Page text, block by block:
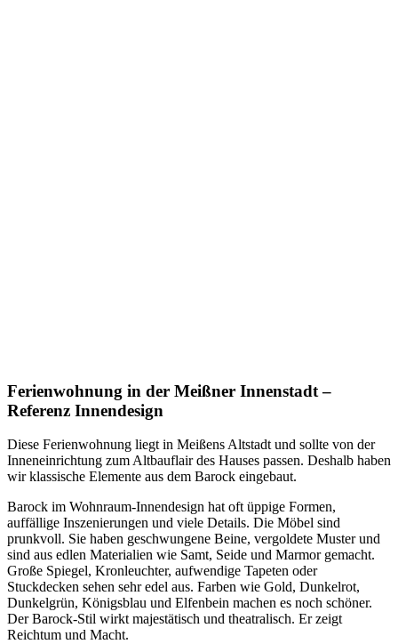
Ferienwohnung in der Meißner Innenstadt –
Referenz Innendesign
Diese Ferienwohnung liegt in Meißens Altstadt und sollte von der
Inneneinrichtung zum Altbauflair des Hauses passen. Deshalb haben
wir klassische Elemente aus dem Barock eingebaut.
Barock im Wohnraum-Innendesign hat oft üppige Formen,
auffällige Inszenierungen und viele Details. Die Möbel sind
prunkvoll. Sie haben geschwungene Beine, vergoldete Muster und
sind aus edlen Materialien wie Samt, Seide und Marmor gemacht.
Große Spiegel, Kronleuchter, aufwendige Tapeten oder
Stuckdecken sehen sehr edel aus. Farben wie Gold, Dunkelrot,
Dunkelgrün, Königsblau und Elfenbein machen es noch schöner.
Der Barock-Stil wirkt majestätisch und theatralisch. Er zeigt
Reichtum und Macht.